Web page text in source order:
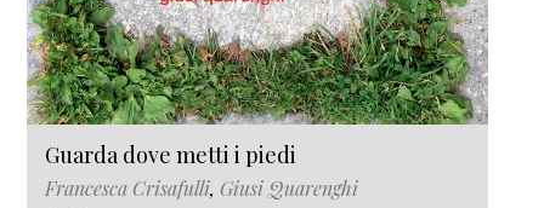
Guarda dove metti i piedi
Francesca Crisafulli, Giusi Quarenghi